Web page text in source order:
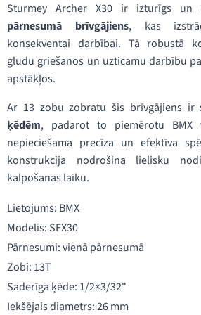
Sturmey Archer X30 ir izturīgs un
pārnesumā brīvgājiens, kas
konsekventai darbībai. Tā robustā
gludu griešanos un uzticamu darbību
apstākļos.
Ar 13 zobu zobratu šis brīvgājiens ir
ķēdēm, padarot to piemērotu BMX
nepieciešama precīza un efektīva
konstrukcija nodrošina lielisku
kalpošanas laiku.
Lietojums: BMX
Modelis: SFX30
Pārnesumi: vienā pārnesumā
Zobi: 13T
Saderīga ķēde: 1/2×3/32"
Iekšējais diametrs: 26 mm